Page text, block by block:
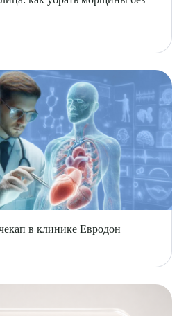
в клинике Евродон